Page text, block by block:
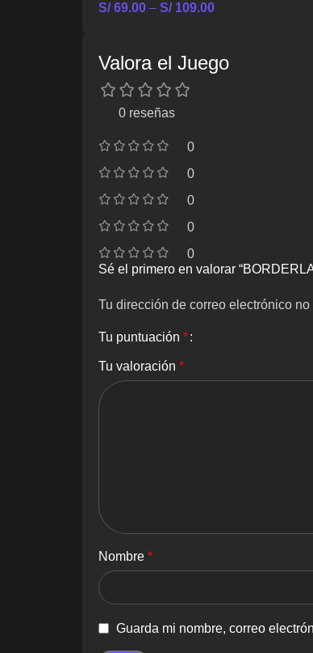
S/69.00 – S/109.00
Valora el Juego
0 reseñas
0
0
0
0
0
Sé el primero en valorar
Tu dirección de correo electrónico
Tu puntuación *
Tu valoración *
Nombre *
Guarda mi nombre, correo